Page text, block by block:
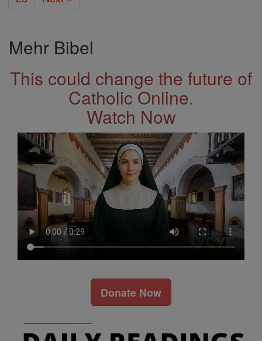
Mehr Bibel
This could change the future of
Catholic Online.
Watch Now
Donate Now